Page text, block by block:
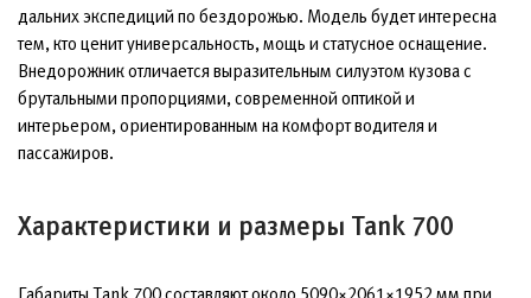
дальних экспедиций по бездорожью. Модель будет интересна
тем, кто ценит универсальность, мощь и статусное оснащение.
Внедорожник отличается выразительным силуэтом кузова с
брутальными пропорциями, современной оптикой и
интерьером, ориентированным на комфорт водителя и
пассажиров.
Характеристики и размеры Tank 700
Габариты Tank 700 составляют около 5090×2061×1952 мм при